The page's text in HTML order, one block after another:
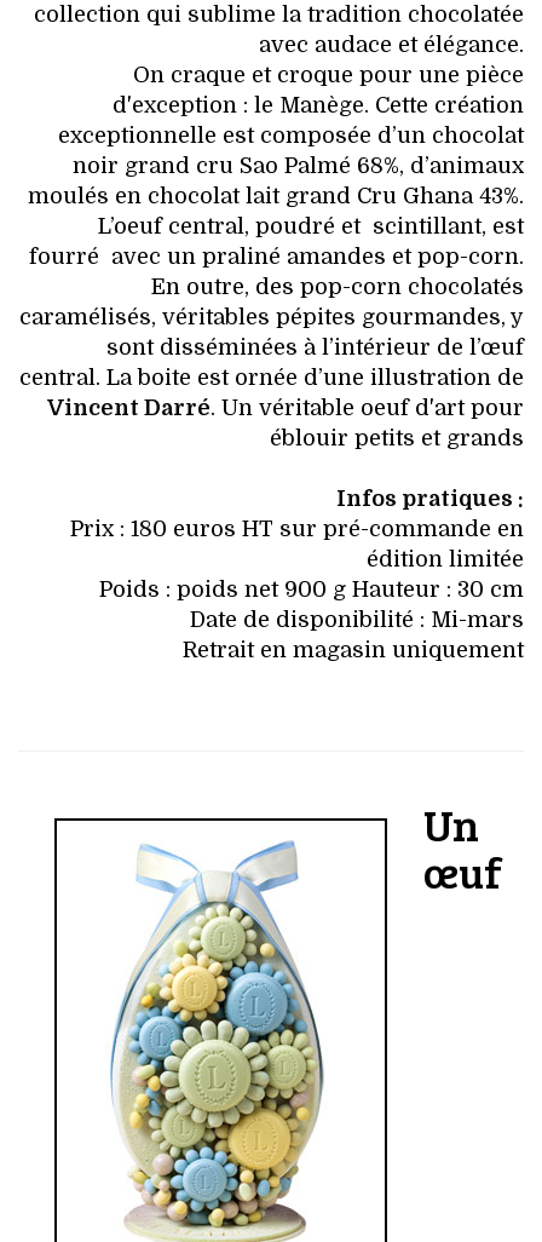
collection qui sublime la tradition chocolatée
avec audace et élégance.
On craque et croque pour une pièce
d'exception : le Manège. Cette création
exceptionnelle est composée d’un chocolat
noir grand cru Sao Palmé 68%, d’animaux
moulés en chocolat lait grand Cru Ghana 43%.
L’oeuf central, poudré et scintillant, est
fourré avec un praliné amandes et pop-corn.
En outre, des pop-corn chocolatés
caramélisés, véritables pépites gourmandes, y
sont disséminées à l’intérieur de l’œuf
central. La boite est ornée d’une illustration de
Vincent Darré. Un véritable oeuf d'art pour
éblouir petits et grands
Infos pratiques :
Prix : 180 euros HT sur pré-commande en
édition limitée
Poids : poids net 900 g Hauteur : 30 cm
Date de disponibilité : Mi-mars
Retrait en magasin uniquement
Un
œuf